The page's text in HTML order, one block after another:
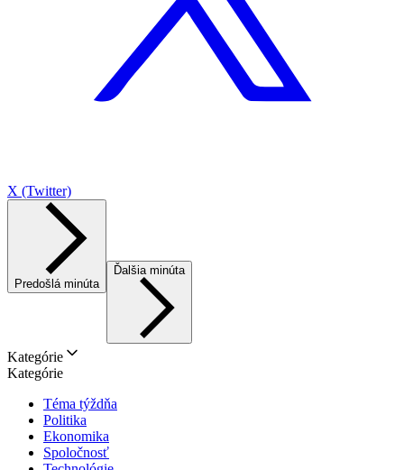
X (Twitter)
Predošlá minúta
Ďalšia minúta
Kategórie
Kategórie
Téma týždňa
Politika
Ekonomika
Spoločnosť